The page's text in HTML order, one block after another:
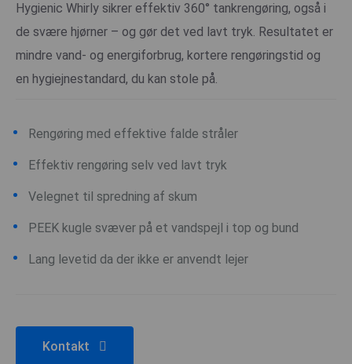
Hygienic Whirly sikrer effektiv 360° tankrengøring, også i
de svære hjørner – og gør det ved lavt tryk. Resultatet er
mindre vand- og energiforbrug, kortere rengøringstid og
en hygiejnestandard, du kan stole på.
Rengøring med effektive falde stråler
Effektiv rengøring selv ved lavt tryk
Velegnet til spredning af skum
PEEK kugle svæver på et vandspejl i top og bund
Lang levetid da der ikke er anvendt lejer
Kontakt